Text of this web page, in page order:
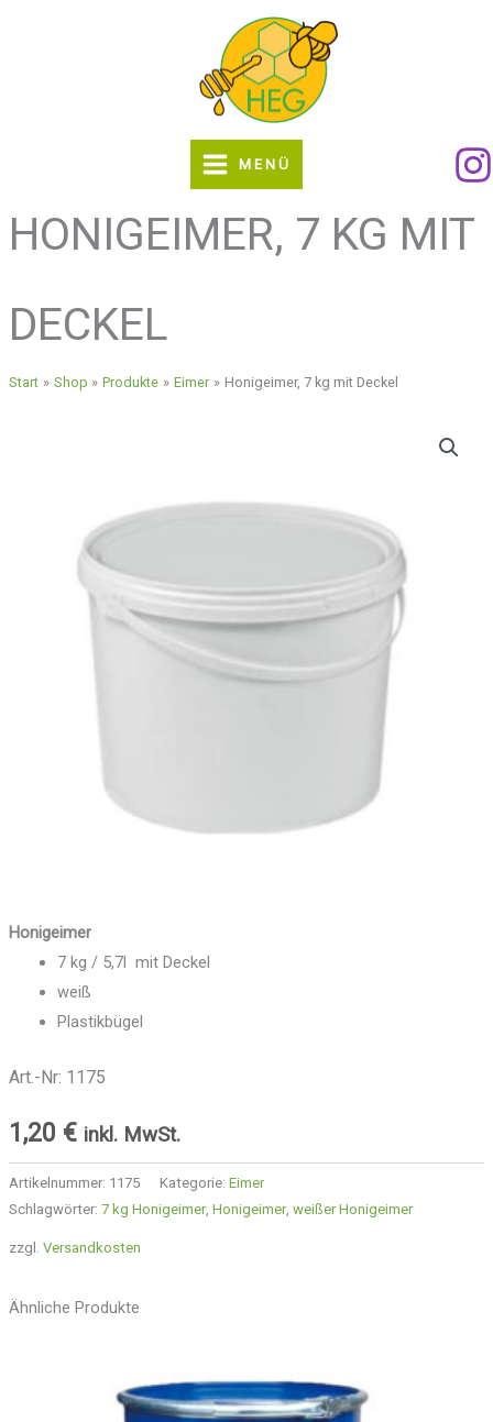
MENÜ
HONIGEIMER, 7 KG MIT
DECKEL
Start Shop Produkte Eimer Honigeimer, 7 kg mit Deckel
Honigeimer
7 kg / 5,7l mit Deckel
weiß
Plastikbügel
Art.-Nr: 1175
1,20 € inkl. MwSt.
Artikelnummer: 1175 Kategorie: Eimer
Schlagwörter: 7 kg Honigeimer, Honigeimer, weißer Honigeimer
zzgl. Versandkosten
Ähnliche Produkte